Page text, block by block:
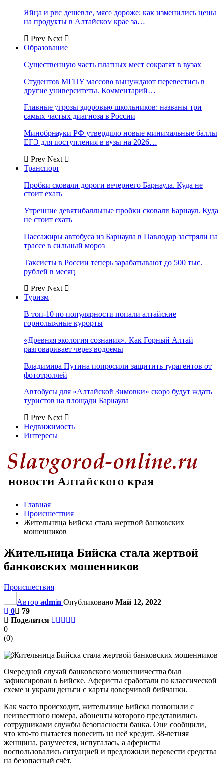
Яйца и рис дешевле, мясо дороже: как изменились цены
на продукты в Алтайском крае за…
Prev Next
Образование
Существенную часть платных мест сократят в вузах
Студентов МГПУ массово вынуждают перевестись в
другие университеты. Комментарий…
Главные угрозы здоровью школьников: названы три
самых частых диагноза в России
Минобрнауки РФ утвердило новые минимальные баллы
ЕГЭ для поступления в вузы на 2026…
Prev Next
Транспорт
Пробки сковали дороги вечернего Барнаула. Куда не
стоит ехать
Утренние девятибалльные пробки сковали Барнаул. Куда
не стоит ехать
Пассажиры автобуса из Барнаула в Павлодар застряли на
трассе в сильный мороз
Таксисты в России теперь зарабатывают до 500 тыс.
рублей в месяц
Prev Next
Туризм
В топ-10 по популярности попали алтайские
горнолыжные курорты
«Древняя экология сознания». Как Горный Алтай
разговаривает через водоемы
Владимира Путина попросили защитить турагентов от
фототроллей
Автобусы для «Алтайской Зимовки» скоро будут ждать
туристов на площади Барнаула
Prev Next
Недвижимость
Интересы
Главная
Происшествия
Жительница Бийска стала жертвой банковских
мошенников
Жительница Бийска стала жертвой
банковских мошенников
Происшествия
Автор admin Опубликовано Май 12, 2022
0
79
Поделится
0
(0)
Очередной случай банковского мошенничества был
зафиксирован в Бийске. Аферисты сработали по классической
схеме и украли деньги с карты доверчивой бийчанки.
Как часто происходит, жительнице Бийска позвонили с
неизвестного номера, абоненты которого представились
сотрудниками службы безопасности банка. Они сообщили,
что кто-то пытается повесить на неё кредит. 38-летняя
женщина, разумеется, испугалась, а аферисты
воспользовались ситуацией и предложили перевести средства
на безопасный счёт.